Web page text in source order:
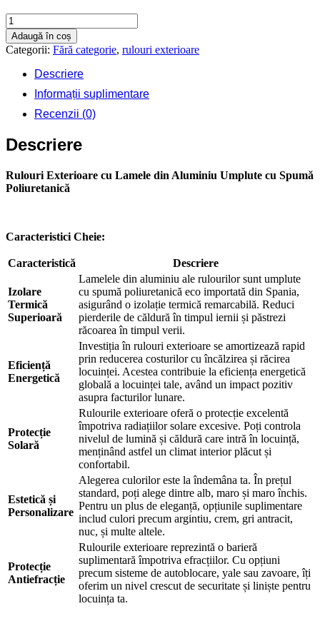
Cantitate
Rulouri
exterioare
1100
Adaugă în coș
Categorii: Fără categorie, rulouri exterioare
Descriere
Informații suplimentare
Recenzii (0)
Descriere
Rulouri Exterioare cu Lamele din Aluminiu Umplute cu Spumă
Poliuretanică
Caracteristici Cheie:
Caracteristică Descriere
Izolare
Termică
Superioară
Lamelele din aluminiu ale rulourilor sunt umplute
cu spumă poliuretanică eco importată din Spania,
asigurând o izolație termică remarcabilă. Reduci
pierderile de căldură în timpul iernii și păstrezi
răcoarea în timpul verii.
Eficiență
Energetică
Investiția în rulouri exterioare se amortizează rapid
prin reducerea costurilor cu încălzirea și răcirea
locuinței. Acestea contribuie la eficiența energetică
globală a locuinței tale, având un impact pozitiv
asupra facturilor lunare.
Protecție
Solară
Rulourile exterioare oferă o protecție excelentă
împotriva radiațiilor solare excesive. Poți controla
nivelul de lumină și căldură care intră în locuință,
menținând astfel un climat interior plăcut și
confortabil.
Estetică și
Personalizare
Alegerea culorilor este la îndemâna ta. În prețul
standard, poți alege dintre alb, maro și maro închis.
Pentru un plus de eleganță, opțiunile suplimentare
includ culori precum argintiu, crem, gri antracit,
nuc, și multe altele.
Protecție
Antiefracție
Rulourile exterioare reprezintă o barieră
suplimentară împotriva efracțiilor. Cu opțiuni
precum sisteme de autoblocare, yale sau zavoare, îți
oferim un nivel crescut de securitate și liniște pentru
locuința ta.
Contactează-ne rapid
Ne poți trimite un mesaj, sau poți lăsa numărul tău de telefon
Închide